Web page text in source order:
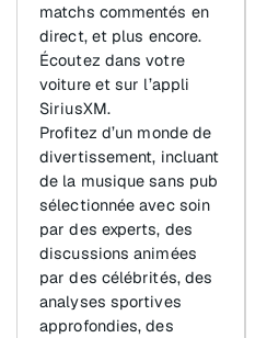
matchs commentés en
direct, et plus encore.
Écoutez dans votre
voiture et sur l’appli
SiriusXM.
Profitez d’un monde de
divertissement, incluant
de la musique sans pub
sélectionnée avec soin
par des experts, des
discussions animées
par des célébrités, des
analyses sportives
approfondies, des